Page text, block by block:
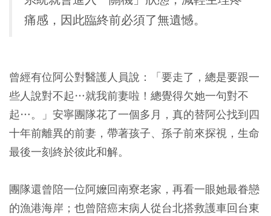
痛感，因此臨終前必須了無遺憾。
曾經有位阿公對醫護人員說：「要走了，總是要跟一
些人說對不起…就我前妻啦！總覺得欠她一句對不
起…。」安寧團隊花了一個多月，真的替阿公找到四
十年前離異的前妻，帶著孩子、孫子前來探視，生命
最後一刻終於彼此和解。
團隊還曾陪一位阿嬤回南寮老家，再看一眼她最眷戀
的漁港海岸；也曾陪癌末病人從台北搭救護車回台東